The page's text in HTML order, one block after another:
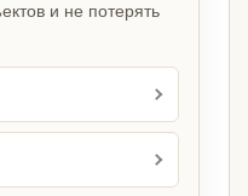
и не потерять